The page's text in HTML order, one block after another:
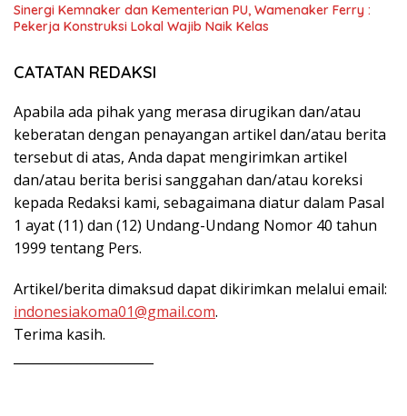
Sinergi Kemnaker dan Kementerian PU, Wamenaker Ferry :
Pekerja Konstruksi Lokal Wajib Naik Kelas
CATATAN REDAKSI
Apabila ada pihak yang merasa dirugikan dan/atau
keberatan dengan penayangan artikel dan/atau berita
tersebut di atas, Anda dapat mengirimkan artikel
dan/atau berita berisi sanggahan dan/atau koreksi
kepada Redaksi kami, sebagaimana diatur dalam Pasal
1 ayat (11) dan (12) Undang-Undang Nomor 40 tahun
1999 tentang Pers.
Artikel/berita dimaksud dapat dikirimkan melalui email:
indonesiakoma01@gmail.com.
Terima kasih.